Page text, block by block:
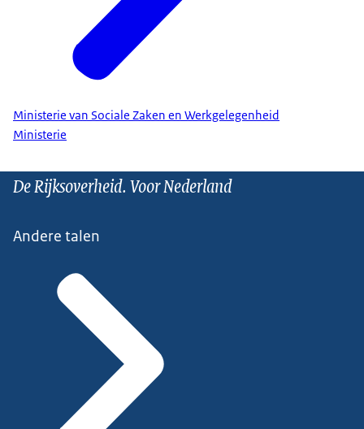
Ministerie van Sociale Zaken en Werkgelegenheid
Ministerie
De Rijksoverheid. Voor Nederland
Andere talen